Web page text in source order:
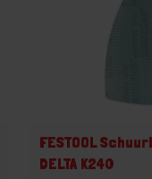
FESTOOL
DELTA K240